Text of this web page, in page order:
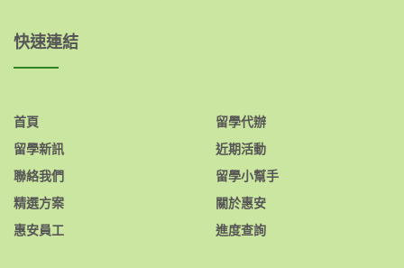
快速連結
首頁
留學新訊
聯絡我們
精選方案
惠安員工
留學代辦
近期活動
留學小幫手
關於惠安
進度查詢